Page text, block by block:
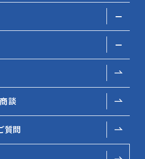
ン
針
針
談
質問